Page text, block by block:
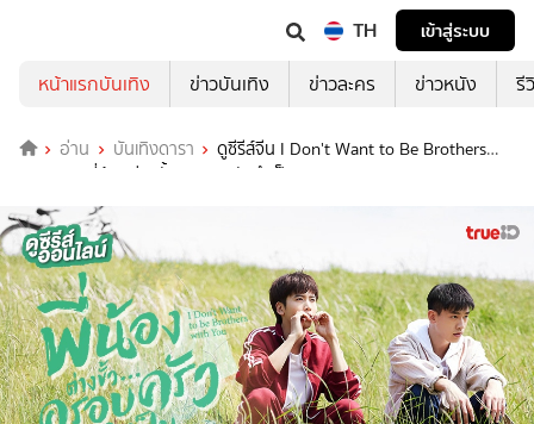
TH
เข้าสู่ระบบ
หน้าแรกบันเทิง
ข่าวบันเทิง ข่าวละคร ข่าวหนัง รี
อ่าน บันเทิงดารา
ดูซีรีส์จีน I Don't Want to Be Brothers
with You พี่น้องต่างขั้ว..ครอบครัวจำเป็น ครบทุกตอน